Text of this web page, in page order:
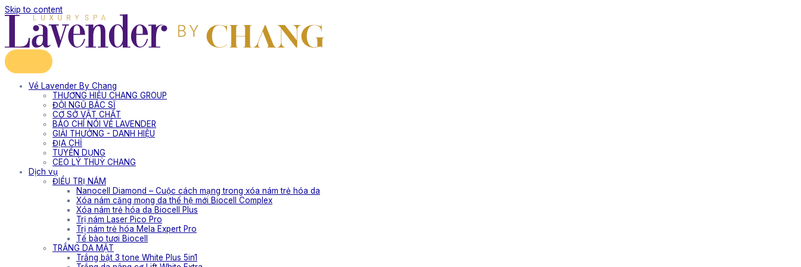
Skip to content
Về Lavender By Chang
THƯƠNG HIỆU CHANG GROUP
ĐỘI NGŨ BÁC SĨ
CƠ SỞ VẬT CHẤT
BÁO CHÍ NÓI VỀ LAVENDER
GIẢI THƯỞNG - DANH HIỆU
ĐỊA CHỈ
TUYỂN DỤNG
CEO LÝ THUỲ CHANG
Dịch vụ
ĐIỀU TRỊ NÁM
Nanocell Diamond – Cuộc cách mạng trong xóa nám trẻ hóa da
Xóa nám căng mọng da thế hệ mới Biocell Complex
Xóa nám trẻ hóa da Biocell Plus
Trị nám Laser Pico Pro
Trị nám trẻ hóa Mela Expert Pro
Tế bào tươi Biocell
TRẮNG DA MẶT
Trắng bật 3 tone White Plus 5in1